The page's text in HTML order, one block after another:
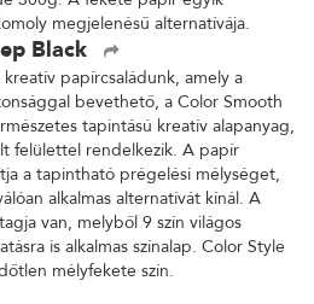
megjelenésű alternatívája.
Black
papírcsaládunk, amely a
bevethető, a Color Smooth
tapintású kreatív alapanyag,
felülettel rendelkezik. A papír
a tapintható prégelési mélységet,
alkalmas alternatívát kínál. A
van, melyből 9 szín világos
is alkalmas színalap. Color Style
mélyfekete szín.